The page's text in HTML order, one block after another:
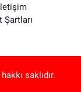
Şartları
saklıdır.